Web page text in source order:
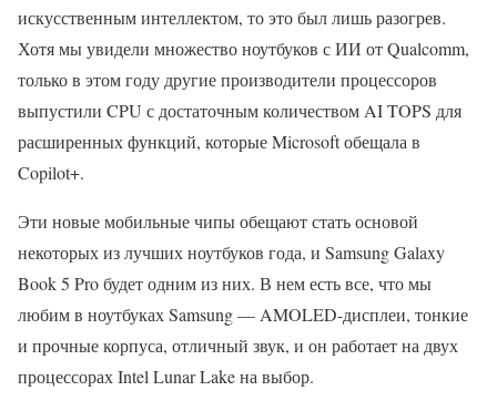
искусственным интеллектом, то это был лишь разогрев.
Хотя мы увидели множество ноутбуков с ИИ от Qualcomm,
только в этом году другие производители процессоров
выпустили CPU с достаточным количеством AI TOPS для
расширенных функций, которые Microsoft обещала в
Copilot+.
Эти новые мобильные чипы обещают стать основой
некоторых из лучших ноутбуков года, и Samsung Galaxy
Book 5 Pro будет одним из них. В нем есть все, что мы
любим в ноутбуках Samsung — AMOLED-дисплеи, тонкие
и прочные корпуса, отличный звук, и он работает на двух
процессорах Intel Lunar Lake на выбор.